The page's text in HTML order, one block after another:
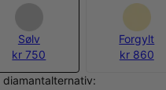
Sølv
kr 750
Forgylt
kr 860
diamantalternativ: